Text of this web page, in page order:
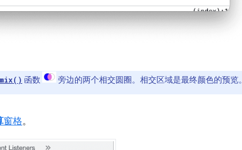
函数 旁边的两个相交圆圈。相交区域是最终颜色的预览。
窗格。